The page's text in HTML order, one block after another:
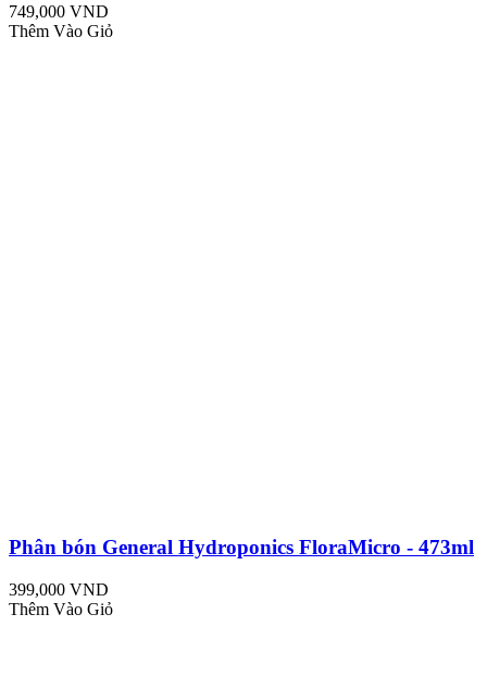
749,000 VND
Thêm Vào Giỏ
Phân bón General Hydroponics FloraMicro - 473ml
399,000 VND
Thêm Vào Giỏ